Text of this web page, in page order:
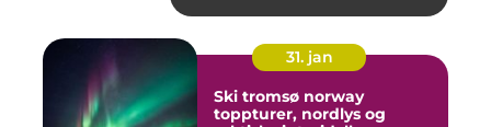
31. jan
Ski tromsø norway
toppturer, nordlys og